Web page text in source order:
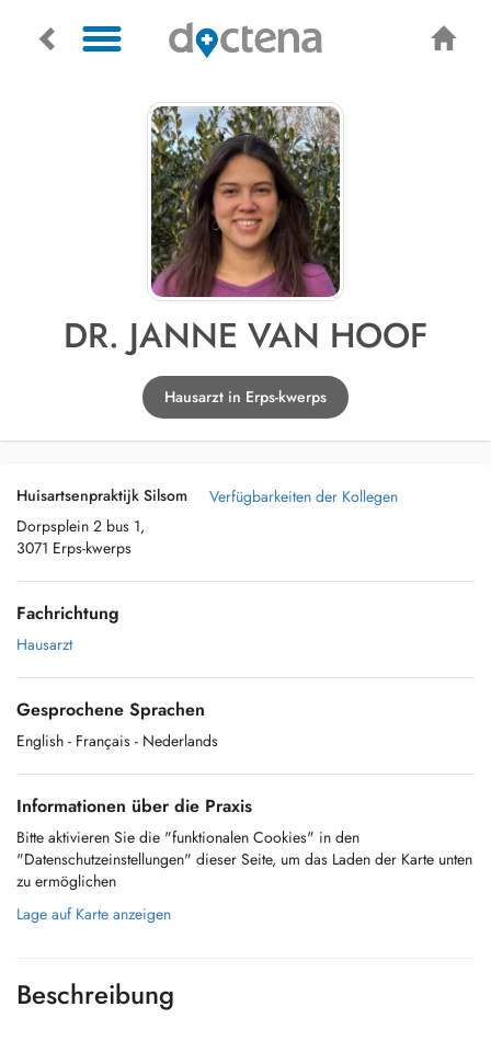
DR. JANNE VAN HOOF
Hausarzt in Erps-kwerps
Huisartsenpraktijk Silsom
Dorpsplein 2 bus 1,
3071 Erps-kwerps
Verfügbarkeiten der Kollegen
Fachrichtung
Hausarzt
Gesprochene Sprachen
English - Français - Nederlands
Informationen über die Praxis
Bitte aktivieren Sie die "funktionalen Cookies" in den
"Datenschutzeinstellungen" dieser Seite, um das Laden der Karte unten
zu ermöglichen
Lage auf Karte anzeigen
Beschreibung